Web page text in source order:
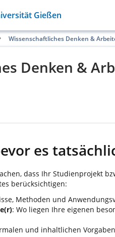
Gießen
Wissenschaftliches Denken &
Denken &
es
dass Ihr Studienprojekt
berücksichtigen:
Methoden und
: Wo liegen Ihre eigenen
und inhaltlichen